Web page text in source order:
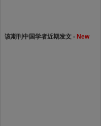
该期刊中国学者近期发文 - New